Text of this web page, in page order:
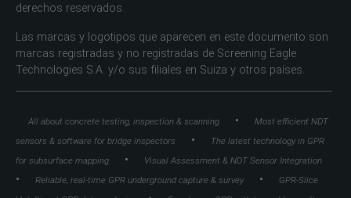
derechos reservados.
Las marcas y logotipos que aparecen en este documento son
marcas registradas y no registradas de Screening Eagle
Technologies S.A. y/o sus filiales en Suiza y otros países.
All about concrete testing, inspection & scanning •
Most efficient NDT
sensors & software for bridge inspectors
•
The latest technology in GPR
for subsurface mapping
• Visual Assessment & NDT Sensor Integration
• Reliable, real-time GPR underground capture & survey •
GPR-Slice